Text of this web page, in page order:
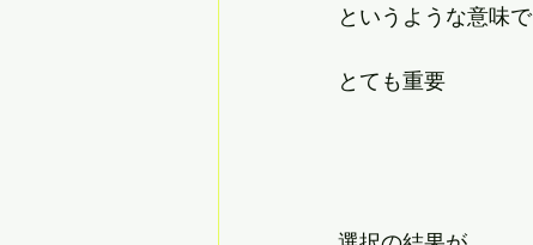
というような意味で
とても重要